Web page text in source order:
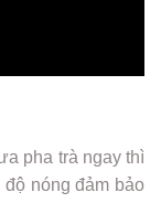
pha trà ngay thì
nóng đảm bảo